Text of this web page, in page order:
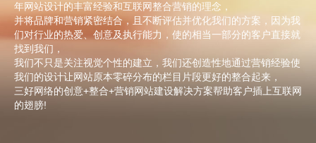
年网站设计的丰富经验和互联网整合营销的理念，
并将品牌和营销紧密结合，且不断评估并优化我们的方案，因为我
们对行业的热爱、创意及执行能力，使的相当一部分的客户直接就
找到我们，
我们不只是关注视觉个性的建立，我们还创造性地通过营销经验使
我们的设计让网站原本零碎分布的栏目片段更好的整合起来，
三好网络的创意+整合+营销网站建设解决方案帮助客户插上互联网
的翅膀!